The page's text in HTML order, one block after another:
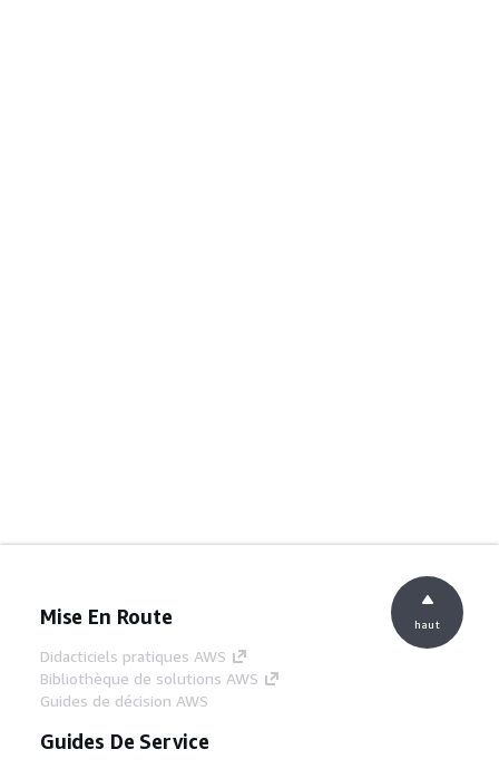
Mise En Route
Didacticiels pratiques AWS
Bibliothèque de solutions AWS
Guides de décision AWS
Guides De Service
haut